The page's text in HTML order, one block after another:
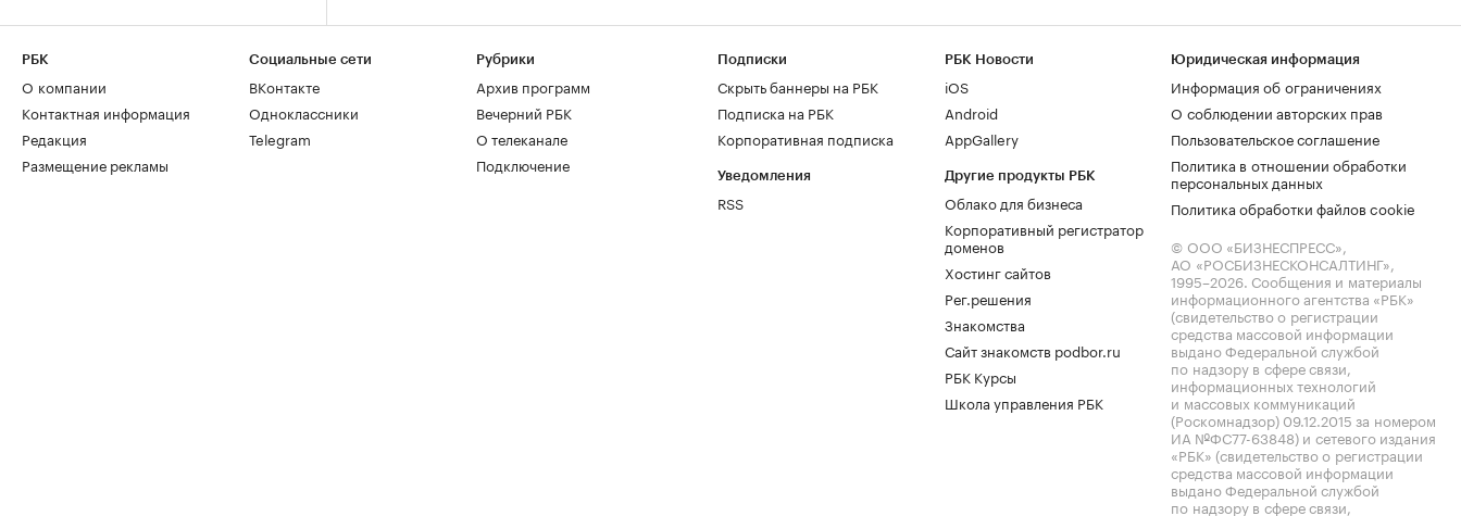
РБК
О компании
Контактная информация
Редакция
Размещение рекламы
Социальные сети
ВКонтакте
Одноклассники
Telegram
Рубрики
Архив программ
Вечерний РБК
О телеканале
Подключение
Подписки
Скрыть баннеры на РБК
Подписка на РБК
Корпоративная подписка
Уведомления
RSS
РБК Новости
iOS
Android
AppGallery
Другие продукты РБК
Облако для бизнеса
Корпоративный регистратор
доменов
Хостинг сайтов
Рег.решения
Знакомства
Сайт знакомств podbor.ru
РБК Курсы
Школа управления РБК
Юридическая информация
Информация об ограничениях
О соблюдении авторских прав
Пользовательское соглашение
Политика в отношении обработки
персональных данных
Политика обработки файлов cookie
© ООО «БИЗНЕСПРЕСС»,
АО «РОСБИЗНЕСКОНСАЛТИНГ»,
1995–2026. Сообщения и материалы
информационного агентства «РБК»
(свидетельство о регистрации
средства массовой информации
выдано Федеральной службой
по надзору в сфере связи,
информационных технологий
и массовых коммуникаций
(Роскомнадзор) 09.12.2015 за номером
ИА №ФС77-63848) и сетевого издания
«РБК» (свидетельство о регистрации
средства массовой информации
выдано Федеральной службой
по надзору в сфере связи,